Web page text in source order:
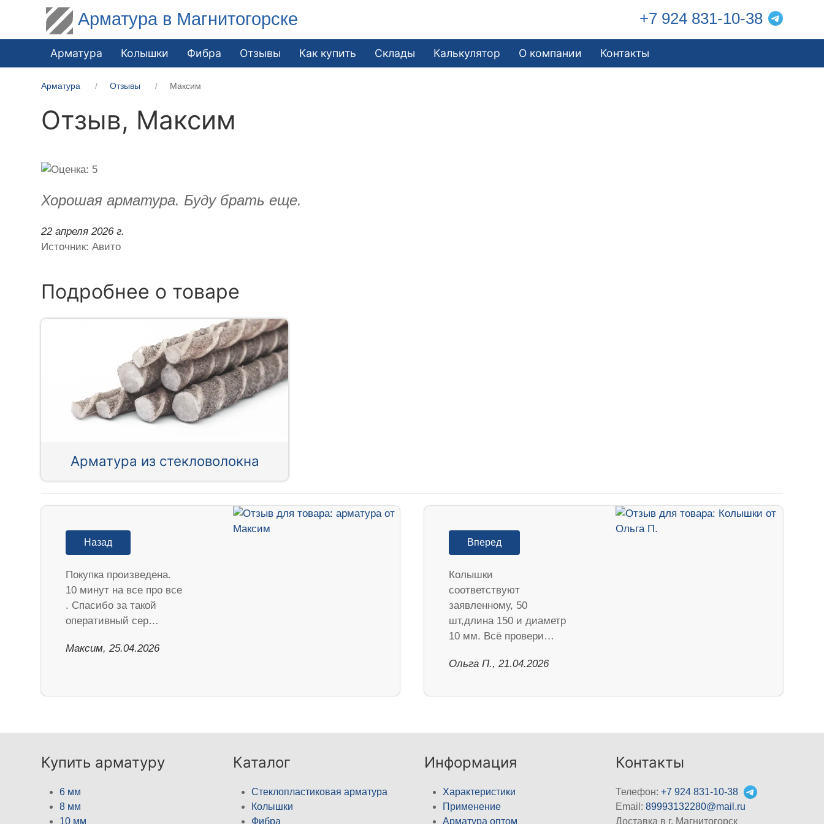
Арматура в Магнитогорске +7 924 831-10-38
Арматура Колышки Фибра Отзывы Как купить Склады Калькулятор О компании Контакты
Арматура Отзывы Максим
Отзыв, Максим
Хорошая арматура. Буду брать еще.
22 апреля 2026 г.
Источник: Авито
Подробнее о товаре
Арматура из стекловолокна
Назад
Покупка произведена.
10 минут на все про все
. Спасибо за такой
оперативный сер…
Максим, 25.04.2026
Вперед
Колышки
соответствуют
заявленному, 50
шт,длина 150 и диаметр
10 мм. Всё провери…
Ольга П., 21.04.2026
Купить арматуру
6 мм
8 мм
10 мм
Каталог
Стеклопластиковая арматура
Колышки
Фибра
Информация
Характеристики
Применение
Арматура оптом
Контакты
Телефон:+7 924 831-10-38
Email:89993132280@mail.ru
Доставка в г. Магнитогорск